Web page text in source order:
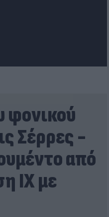
φονικού
Σέρρες -
από
ΙΧ με